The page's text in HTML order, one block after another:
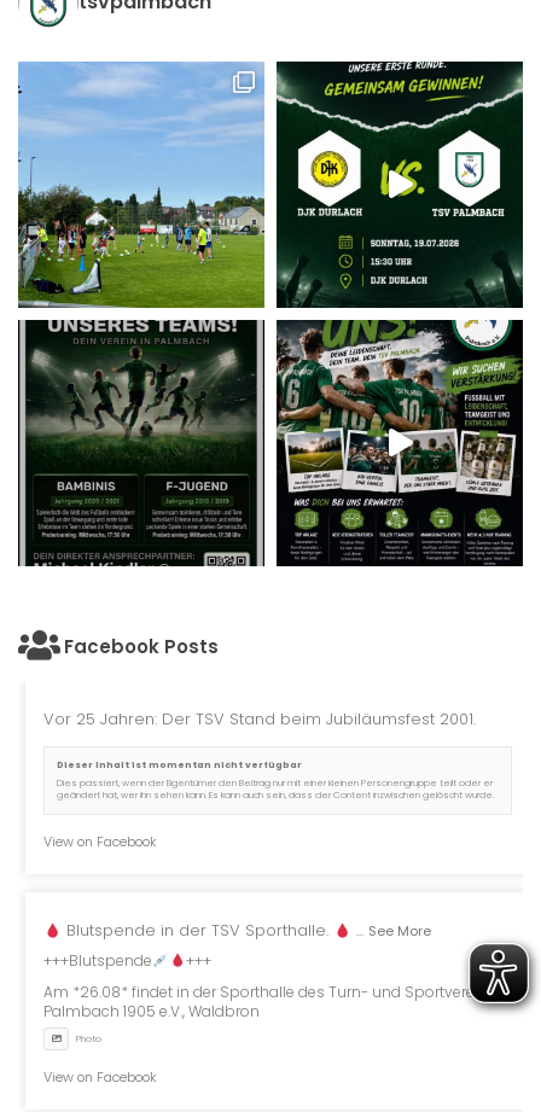
Facebook Posts
Vor 25 Jahren: Der TSV Stand beim Jubiläumsfest 2001.
Dieser Inhalt ist momentan nicht verfügbar
Dies passiert, wenn der Eigentümer den Beitrag nur mit einer kleinen Personengruppe teilt oder er
geändert hat, wer ihn sehen kann. Es kann auch sein, dass der Content inzwischen gelöscht wurde.
View on Facebook
Blutspende in der TSV Sporthalle.
+++Blutspende
+++
Am *26.08* findet in der Sporthalle des Turn- und Sportverein
Palmbach 1905 e.V., Waldbron
... See More
Photo
View on Facebook